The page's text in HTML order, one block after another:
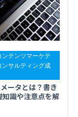
ンテンツマーケテ
ンサルティング成
ータとは？書き
知識や注意点を解